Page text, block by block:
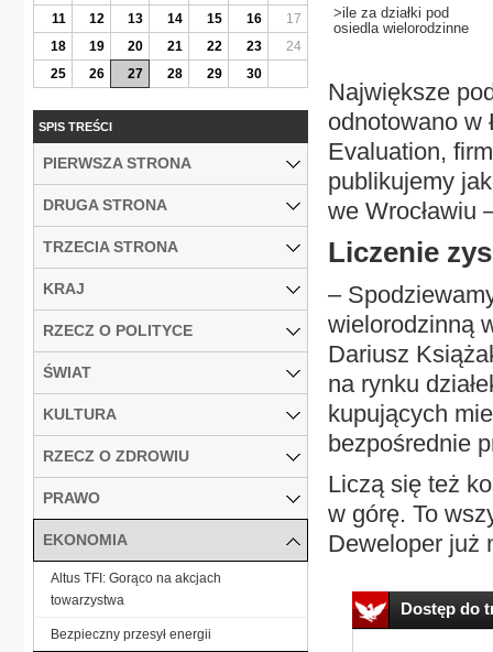
>ile za działki pod
osiedla wielorodzinne
Największe
odnotowano w
Evaluation,
publikujemy
we Wrocławiu
Liczenie
–
wielorodzinną
Dariusz
na rynku
kupujących
bezpośrednie
Liczą się też
w górę. To
Deweloper już
Dostęp do
11
12 13 14 15 16
17
18
19 20 21 22 23
24
25
26 27 28 29 30
SPIS TREŚCI
PIERWSZA STRONA
DRUGA STRONA
TRZECIA STRONA
KRAJ
RZECZ O POLITYCE
ŚWIAT
KULTURA
RZECZ O ZDROWIU
PRAWO
EKONOMIA
Altus TFI: Gorąco na akcjach
towarzystwa
Bezpieczny przesył energii